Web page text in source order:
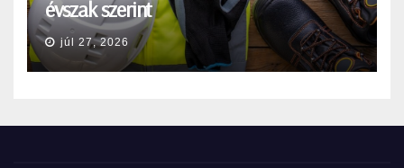
évszak szerint
júl 27, 2026